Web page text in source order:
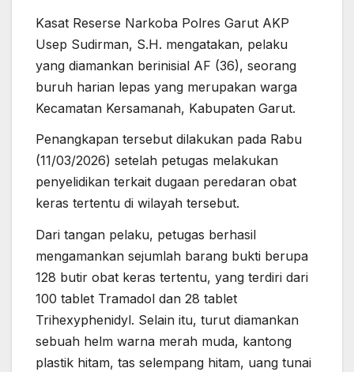
Kasat Reserse Narkoba Polres Garut AKP
Usep Sudirman, S.H. mengatakan, pelaku
yang diamankan berinisial AF (36), seorang
buruh harian lepas yang merupakan warga
Kecamatan Kersamanah, Kabupaten Garut.
Penangkapan tersebut dilakukan pada Rabu
(11/03/2026) setelah petugas melakukan
penyelidikan terkait dugaan peredaran obat
keras tertentu di wilayah tersebut.
Dari tangan pelaku, petugas berhasil
mengamankan sejumlah barang bukti berupa
128 butir obat keras tertentu, yang terdiri dari
100 tablet Tramadol dan 28 tablet
Trihexyphenidyl. Selain itu, turut diamankan
sebuah helm warna merah muda, kantong
plastik hitam, tas selempang hitam, uang tunai